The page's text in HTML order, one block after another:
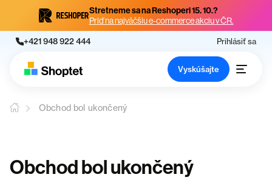
Stretneme sa na Reshoperi 15. 10.?
Príď na najväčšiu e-commerce akciu v ČR.
+421 948 922 444 Prihlásiť sa
Vyskúšajte
Obchod bol ukončený
Obchod bol ukončený